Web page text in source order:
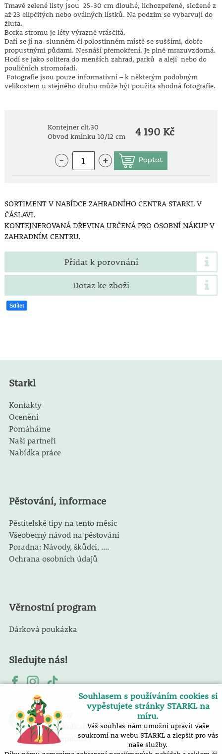
Tmavě zelené listy jsou 25-30 cm dlouhé, lichozpeřené, složené z
až 23 elipčitých nebo oválných lístků. Na podzim se vybarvují do
žluta.
Borka stromu je léty výrazně vrásčitá.
Daří se jí na slunném či polostinném místě se suššími, dobře
propustnými půdami. Nesnáší přemokření. Je plně mrazuvzdorná.
Hodí se jako solitera do menších zahrad, parků a alejí nebo do
pouličních stromořadí.
Fotografie jsou pouze informativní – k některým podobným
velikostem u stejného druhu může být použita shodná fotografie.
Kontejner clt.30
Obvod kmínku 10/12 cm
4 190 Kč
- +
SORTIMENT V NABÍDCE ZAHRADNÍHO CENTRA STARKL V
ČÁSLAVI.
KONTEJNEROVANÁ DŘEVINA URČENÁ PRO OSOBNÍ NÁKUP V
ZAHRADNÍM CENTRU.
Přidat k porovnání
Dotaz ke zboží
Sdílet
Starkl
Kontakty
Ocenění
Pomáháme
Naši partneři
Nabídka práce
Pěstování, informace
Pěstitelské tipy na tento měsíc
Všeobecný návod na pěstování
Poradna: Návody, škůdci, ....
Ochrana osobních údajů
Věrnostní program
Dárková poukázka
Sledujte nás!
Jsme členy
Svazu školkařů
České republiky
Souhlasem s používáním cookies si
vypěstujete stránky STARKL na
míru.
Váš souhlas nám umožní upravit vaše
soukromí na webu STARKL a zlepšit pro vás
naše služby.